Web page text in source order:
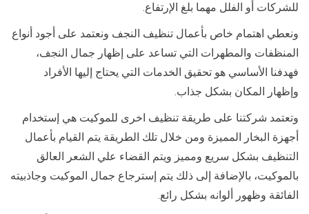
للشركات أو الفلل مهما بلغ الإرتفاع.
ونعطي اهتمام خاص بأعمال تنظيف النجف ونعتمد على أجود أنواع
المنظفات والمطهرات التي تساعد على إظهار جمال النجف،
فهدفنا الأساسي هو تحقيق الخدمات التي يحتاج إليها الأفراد
وإظهار المكان بشكل جذاب.
وتعتمد شركتنا على طريقة تنظيف اخرى للموكيت هي إستخدام
أجهزة البخار المميزة ومن خلال تلك الطريقة يتم القيام بأعمال
التنظيف بشكل سريع ومميز ويتم القضاء علي الشعر العالق
بالموكيت، بالإضافة إلى ذلك يتم إسترجاع جمال الموكيت وجاذبيته
الفائقة وظهور ألوانه بشكل رائع.